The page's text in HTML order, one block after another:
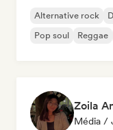
Alternative rock
Pop soul
Reggae
Zoila
Média /